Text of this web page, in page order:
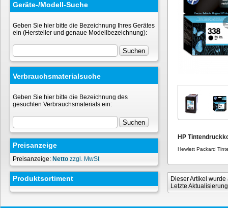
Geräte-/Modell-Suche
Geben Sie hier bitte die Bezeichnung Ihres Gerätes
ein (Hersteller und genaue Modellbezeichnung):
Verbrauchsmaterialsuche
Geben Sie hier bitte die Bezeichnung des
gesuchten Verbrauchsmaterials ein:
Preisanzeige
Preisanzeige: Netto zzgl. MwSt
Produktsortiment
HP
Hewlett Packard
Dieser Artikel
Letzte